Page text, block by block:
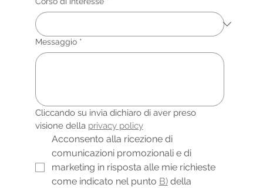
Messaggio *
Cliccando su invia dichiaro di aver preso
visione della privacy policy
Acconsento alla ricezione di
comunicazioni promozionali e di
marketing in risposta alle mie richieste
come indicato nel punto B)